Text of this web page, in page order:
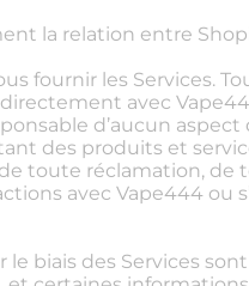
la relation entre
fournir les Services.
avec
d’aucun
des produits et
toute réclamation,
avec Vape444 ou
biais des Services